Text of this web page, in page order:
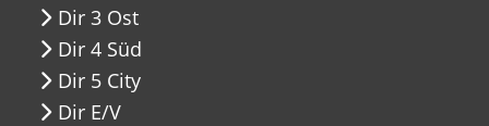
Dir 3 Ost
Dir 4 Süd
Dir 5 City
Dir E/V